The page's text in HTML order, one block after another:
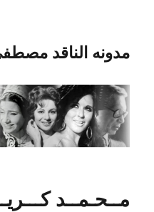
مدونه الناقد
مــحـمــد كـــريــــم